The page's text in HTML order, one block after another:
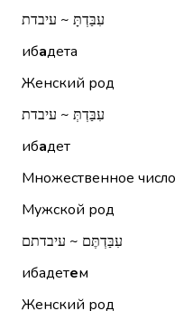
עִבַּדְתָּ ~ עיבדת
ибадета
Женский род
עִבַּדְתְּ ~ עיבדת
ибадет
Множественное число
Мужской род
עִבַּדְתֶּם ~ עיבדתם
ибадетем
Женский род